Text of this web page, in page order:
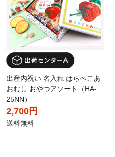
出産内祝い 名入れ はらぺこあ
おむし おやつアソート（HA-
25NN）
2,700円
送料無料